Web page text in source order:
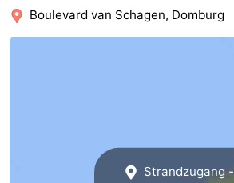
de
Mantelingen
Westkapelle
-
Zoutelande
-
Boulevard van Schagen, Domburg
Strandzugang -